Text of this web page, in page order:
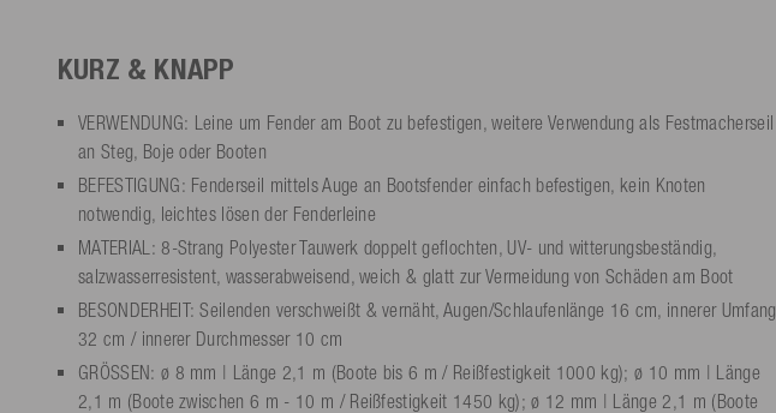
KURZ & KNAPP
VERWENDUNG: Leine um Fender am Boot zu befestigen, weitere Verwendung als Festmacherseil
an Steg, Boje oder Booten
BEFESTIGUNG: Fenderseil mittels Auge an Bootsfender einfach befestigen, kein Knoten
notwendig, leichtes lösen der Fenderleine
MATERIAL: 8-Strang Polyester Tauwerk doppelt geflochten, UV- und witterungsbeständig,
salzwasserresistent, wasserabweisend, weich & glatt zur Vermeidung von Schäden am Boot
BESONDERHEIT: Seilenden verschweißt & vernäht, Augen/Schlaufenlänge 16 cm, innerer Umfang
32 cm / innerer Durchmesser 10 cm
GRÖSSEN: ø 8 mm | Länge 2,1 m (Boote bis 6 m / Reißfestigkeit 1000 kg); ø 10 mm | Länge
2,1 m (Boote zwischen 6 m - 10 m / Reißfestigkeit 1450 kg); ø 12 mm | Länge 2,1 m (Boote